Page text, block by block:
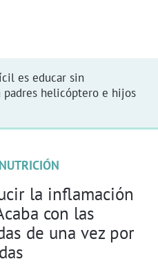
es educar sin
padres helicóptero e hijos
la inflamación
con las
de una vez por